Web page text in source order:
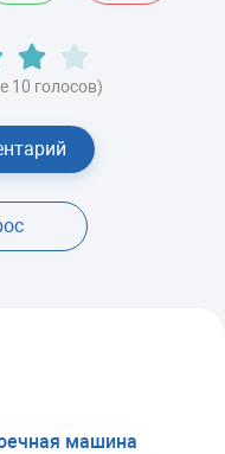
10 голосов)
машина